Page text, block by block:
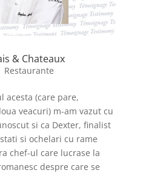
& Chateaux
Restaurante
acesta (care pare,
veacuri) m-am vazut cu
si ca Dexter, finalist
si ochelari cu rame
chef-ul care lucrase la
despre care se